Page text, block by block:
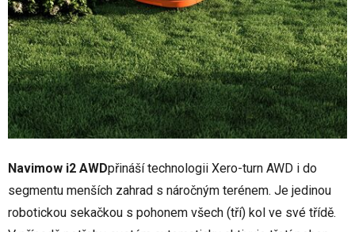
Navimow i2 AWDpřináší technologii Xero-turn AWD i do
segmentu menších zahrad s náročným terénem. Je jedinou
robotickou sekačkou s pohonem všech (tří) kol ve své třídě.